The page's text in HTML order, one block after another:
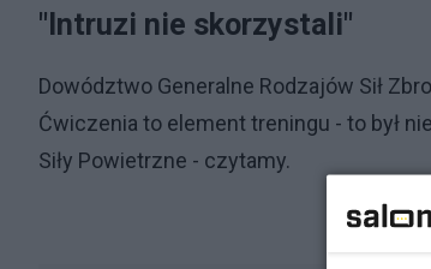
"Intruzi nie skorzystali"
Dowództwo Generalne Rodzajów Sił
Ćwiczenia to element treningu - to był
Siły Powietrzne - czytamy.